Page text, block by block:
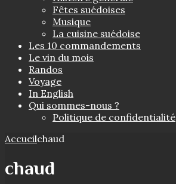
Fêtes suédoises
Musique
La cuisine suédoise
Les 10 commandements
Le vin du mois
Randos
Voyage
In English
Qui sommes-nous ?
Politique de confidentialité
Accueilchaud
chaud